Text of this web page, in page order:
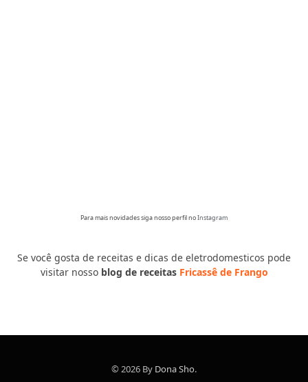
Para mais novidades siga nosso perfil noInstagram
Se você gosta de receitas e dicas de eletrodomesticos pode
visitar nosso blog de receitas Fricassê de Frango
© 2026 By Dona Sho.